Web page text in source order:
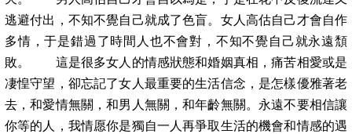
逃避付出，不知不覺自己就成了色盲。女人高估自己才會自作
多情，于是錯過了時間人也不會對，不知不覺自己就永遠頹
敗。 這是很多女人的情感狀態和婚姻真相，痛苦相愛或是
凄惶守望，卻忘記了女人最重要的生活信念，是怎樣優雅著老
去，和愛情無關，和男人無關，和年齡無關。永遠不要相信讓
你等的人，我情愿你是獨自一人再爭取生活的機會和情感的遇